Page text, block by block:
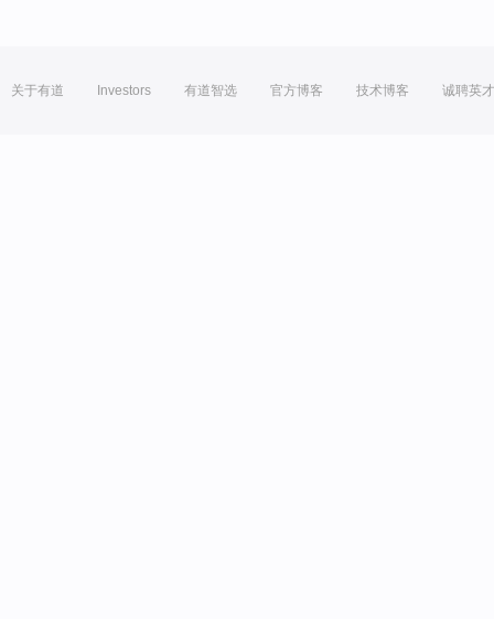
关于有道 Investors 有道智选 官方博客 技术博客 诚聘英才